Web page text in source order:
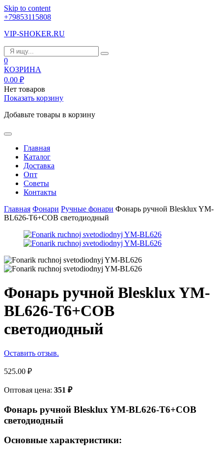
Skip to content
+79853115808
VIP-SHOKER.RU
0
КОЗРИНА
0.00 ₽
Нет товаров
Показать корзину
Добавьте товары в корзину
Главная
Каталог
Доставка
Опт
Советы
Контакты
Главная Фонари Ручные фонари Фонарь ручной Blesklux YM-
BL626-T6+COB светодиодный
Фонарь ручной Blesklux YM-
BL626-T6+COB
светодиодный
Оставить отзыв.
525.00 ₽
Оптовая цена: 351 ₽
Фонарь ручной Blesklux YM-BL626-T6+COB
светодиодный
Основные характеристики: